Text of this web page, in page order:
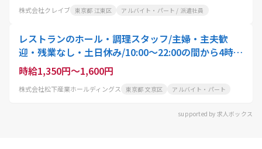
株式会社クレイブ 東京都 江東区 アルバイト・パート / 派遣社員
レストランのホール・調理スタッフ/主婦・主夫歓
迎・残業なし・土日休み/10:00〜22:00の間から4時
間〜就業可能/スタッフ・アクティオ
時給1,350円～1,600円
株式会社松下産業ホールディングス 東京都 文京区 アルバイト・パート
supported by 求人ボックス